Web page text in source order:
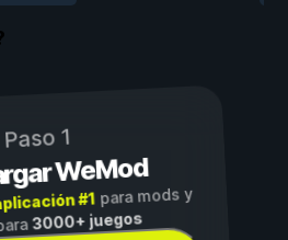
Paso 1
WeMod
#1para mods y
3000+ juegos